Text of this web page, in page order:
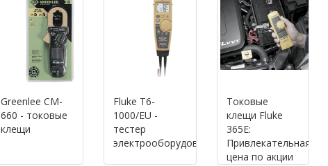
Greenlee CM-
660 - токовые
клещи
Fluke T6-
1000/EU -
тестер
электрооборудования
Токовые
клещи Fluke
365E:
Привлекательная
цена по акции